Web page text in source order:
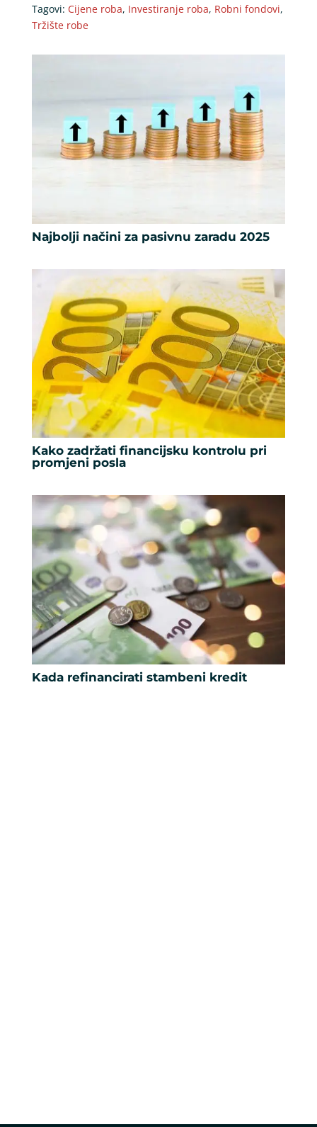
Tagovi: Cijene roba, Investiranje roba, Robni fondovi,
Tržište robe
Najbolji načini za pasivnu zaradu 2025
Kako zadržati financijsku kontrolu pri
promjeni posla
Kada refinancirati stambeni kredit